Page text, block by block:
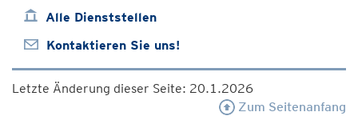
Alle Dienststellen
Kontaktieren Sie uns!
Letzte Änderung dieser Seite: 20.1.2026
Zum Seitenanfang